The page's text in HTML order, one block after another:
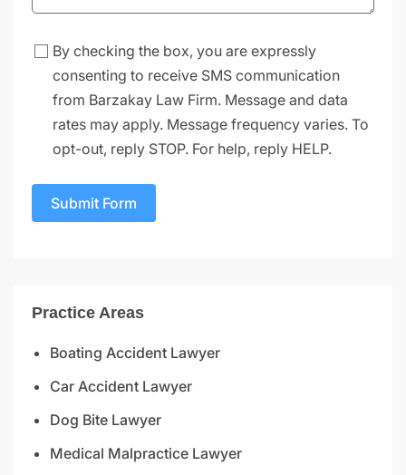
By checking the box, you are expressly
consenting to receive SMS communication
from Barzakay Law Firm. Message and data
rates may apply. Message frequency varies. To
opt-out, reply STOP. For help, reply HELP.
Submit Form
Practice Areas
Boating Accident Lawyer
Car Accident Lawyer
Dog Bite Lawyer
Medical Malpractice Lawyer